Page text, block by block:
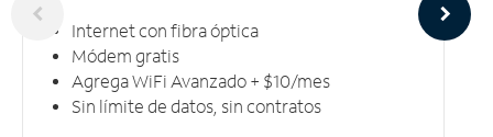
Internet con fibra óptica
Módem gratis
Agrega WiFi Avanzado + $10/mes
Sin límite de datos, sin contratos